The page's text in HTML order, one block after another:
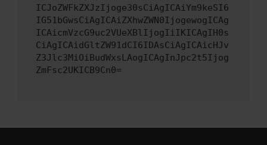
ICJoZWFkZXJzIjoge30sCiAgICAiYm9keSI6
IG51bGwsCiAgICAiZXhwZWN0IjogewogICAg
ICAicmVzcG9uc2VUeXBlIjogIiIKICAgIH0s
CiAgICAidGltZW91dCI6IDAsCiAgICAicHJv
Z3Jlc3MiOiBudWxsLAogICAgInJpc2t5Ijog
ZmFsc2UKICB9Cn0=